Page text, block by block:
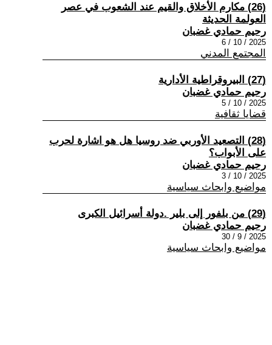
(26) مكارم الأخلاق والقيم عند الشعوب في عصر
العولمة الحديثة
رحيم حمادي غضبان
2025 / 10 / 6
المجتمع المدني
(27) البيروقراطية الأدارية
رحيم حمادي غضبان
2025 / 10 / 5
قضايا ثقافية
(28) التصعيد الأوربي ضد روسيا هل هو اشارة لحرب
على الأبواب؟
رحيم حمادي غضبان
2025 / 10 / 3
مواضيع وابحاث سياسية
(29) من بلفور إلى بلير .دولة أسرائيل الكبرى
رحيم حمادي غضبان
2025 / 9 / 30
مواضيع وابحاث سياسية